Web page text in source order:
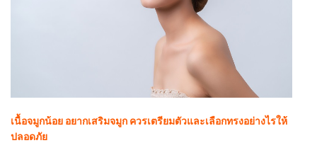
เนื้อจมูกน้อย อยากเสริมจมูก ควรเตรียมตัวและเลือกทรงอย่างไรให้
ปลอดภัย